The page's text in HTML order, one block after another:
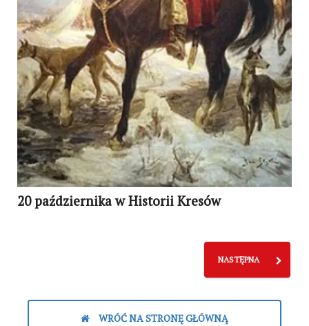
20 października w Historii Kresów
NASTĘPNA
WRÓĆ NA STRONĘ GŁÓWNĄ